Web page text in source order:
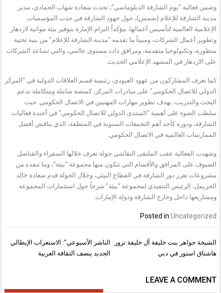
وضمن فعالية “يوم الشارقة الدبلوماسي”، تحدث سعادة شهاب الحمادي، مدير
مدينة الشارقة للإعلام (شمس)، حول جهود الشارقة في جذب المؤسسات
الإعلامية العالمية لتأسيس أعمالها. مؤكداً التزام الإمارة بتوفير بيئة مواتية لازدهار
وتطوير أعمال الشركات، ومبيناً ما تقدمه “مدينة الشارقة للإعلام” من بنية تحتية
متطورة، وتكنولوجيا متقدمة، ومرافق ذات مستوى عالمي، والتي تساعد الشركات
على الازدهار في المشهد الإعلامي الحديث.
كما تعرف المشاركون من عهود العبودي، رئيسة قسم العلاقات الدولية في “المركز
الدولي للاتصال الحكومي” على مبادرات المركز، كمنصة شاملة ومتكاملة تدعم
البحث والتدريب، بهدف تطوير مهارات المهنيين في الاتصال الحكومي. حيث
سلطت الضوء على أهمية “المنتدى الدولي للاتصال الحكومي” في أجندة فعاليات
الشارقة، ودوره كأحد أهم التجمعات السنوية في المنطقة، الذي يناقش أفضل
الممارسات العالمية في الاتصال الحكومي.
وشهدت الفعالية عقب الملتقى النقاشي جولة تعرف خلالها السفراء والقناصل
الضيوف على المرافق والأقسام التي تتكون منها مجموعة “بيئة”، وما تنفذه من
مشروعات تعزز دور الشارقة في القطاع البيئي، وخلال الجولة قدم سعادة خالد
الحريمل، الرئيس التنفيذي لمجموعة “بيئة” شرحاً حول استثمارات المجموعة
ومشاريعها داخل وخارج الشارقة ودولة الإمارات.
Posted in Uncategorized
تصفّح
المقالات
الناشر الأسبوعي”: الاستعراب الإيطالي
الجديد ينصف الثقافة العربية
الشيخة جواهر بنت خليفة آل خليفة تزور
هاشتاق استور في دبي
LEAVE A COMMENT